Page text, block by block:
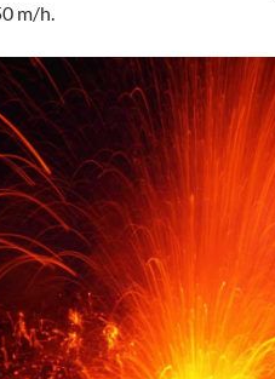
m/h.